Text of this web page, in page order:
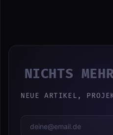
NICHTS
NEUE ARTIKEL,